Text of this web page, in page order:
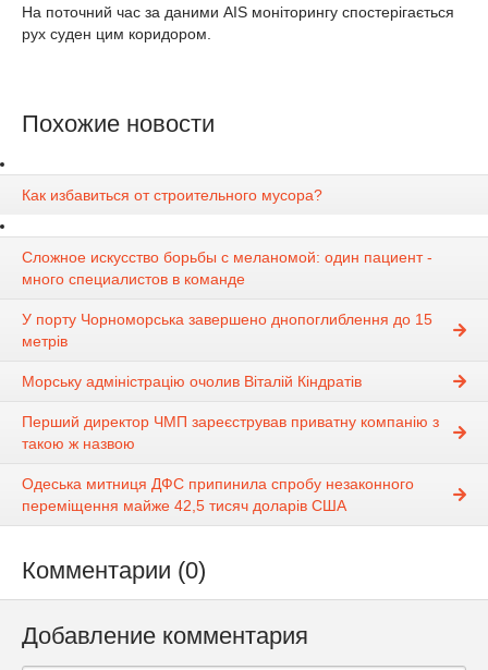
На поточний час за даними АІS моніторингу спостерігається
рух суден цим коридором.
Похожие новости
Как избавиться от строительного мусора?
Сложное искусство борьбы с меланомой: один пациент -
много специалистов в команде
У порту Чорноморська завершено днопоглиблення до 15
метрів
Морську адміністрацію очолив Віталій Кіндратів
Перший директор ЧМП зареєстрував приватну компанію з
такою ж назвою
Одеська митниця ДФС припинила спробу незаконного
переміщення майже 42,5 тисяч доларів США
Комментарии (0)
Добавление комментария